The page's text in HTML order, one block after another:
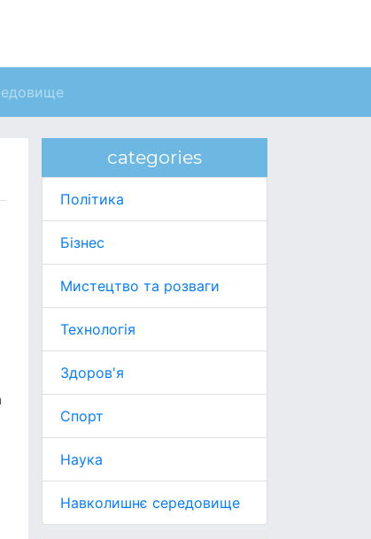
categories
Політика
Бізнес
Мистецтво та розваги
Технологія
Здоров'я
Спорт
Наука
Навколишнє середовище